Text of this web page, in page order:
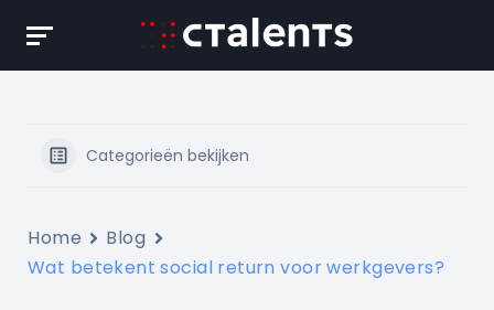
content
Categorieën bekijken
Home
Blog
Wat betekent social return voor werkgevers?